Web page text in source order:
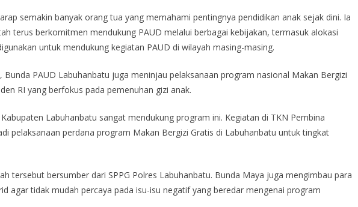
semakin banyak orang tua yang memahami pentingnya pendidikan anak sejak dini. Ia
terus berkomitmen mendukung PAUD melalui berbagai kebijakan, termasuk alokasi
untuk mendukung kegiatan PAUD di wilayah masing-masing.
Bunda PAUD Labuhanbatu juga meninjau pelaksanaan program nasional Makan Bergizi
RI yang berfokus pada pemenuhan gizi anak.
Labuhanbatu sangat mendukung program ini. Kegiatan di TKN Pembina
pelaksanaan perdana program Makan Bergizi Gratis di Labuhanbatu untuk tingkat
tersebut bersumber dari SPPG Polres Labuhanbatu. Bunda Maya juga mengimbau para
agar tidak mudah percaya pada isu-isu negatif yang beredar mengenai program